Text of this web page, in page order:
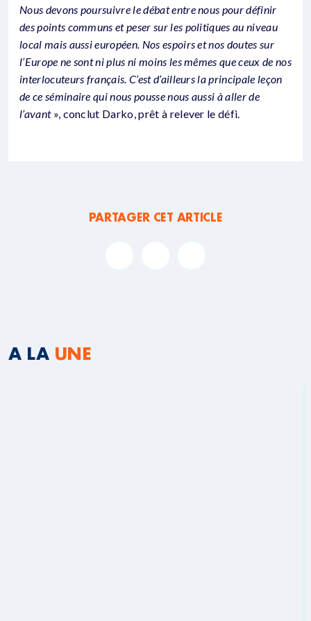
Nous devons poursuivre le débat entre nous pour définir
des points communs et peser sur les politiques au niveau
local mais aussi européen. Nos espoirs et nos doutes sur
l’Europe ne sont ni plus ni moins les mêmes que ceux de nos
interlocuteurs français. C’est d’ailleurs la principale leçon
de ce séminaire qui nous pousse nous aussi à aller de
l’avant», conclut Darko, prêt à relever le défi.
PARTAGER CET ARTICLE
A LA UNE